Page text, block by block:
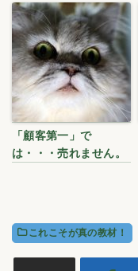
「顧客第一」で
は・・・売れません。
これこそが真の教材！